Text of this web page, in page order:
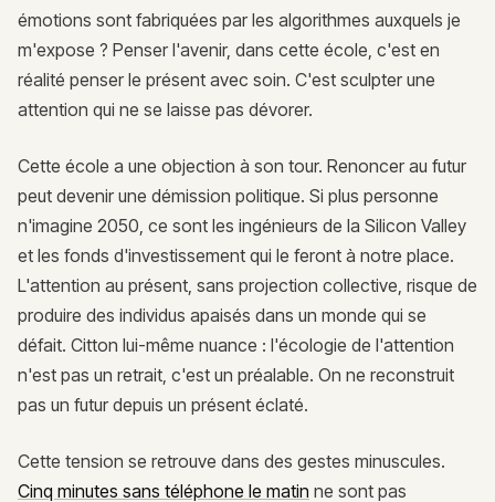
émotions sont fabriquées par les algorithmes auxquels je
m'expose ? Penser l'avenir, dans cette école, c'est en
réalité penser le présent avec soin. C'est sculpter une
attention qui ne se laisse pas dévorer.
Cette école a une objection à son tour. Renoncer au futur
peut devenir une démission politique. Si plus personne
n'imagine 2050, ce sont les ingénieurs de la Silicon Valley
et les fonds d'investissement qui le feront à notre place.
L'attention au présent, sans projection collective, risque de
produire des individus apaisés dans un monde qui se
défait. Citton lui-même nuance : l'écologie de l'attention
n'est pas un retrait, c'est un préalable. On ne reconstruit
pas un futur depuis un présent éclaté.
Cette tension se retrouve dans des gestes minuscules.
Cinq minutes sans téléphone le matin ne sont pas